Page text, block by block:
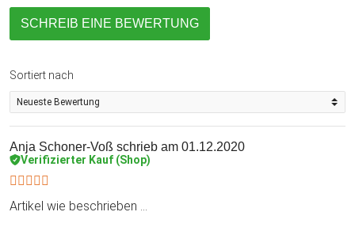
SCHREIB EINE BEWERTUNG
Sortiert nach
Anja Schoner-Voß schrieb am 01.12.2020
Verifizierter Kauf (Shop)
Artikel wie beschrieben ...